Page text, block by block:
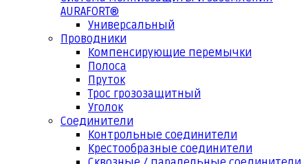
AURAFORT®
Универсальный
Проводники
Компенсирующие перемычки
Полоса
Пруток
Трос грозозащитный
Уголок
Соединители
Контрольные соединители
Крестообразные соединители